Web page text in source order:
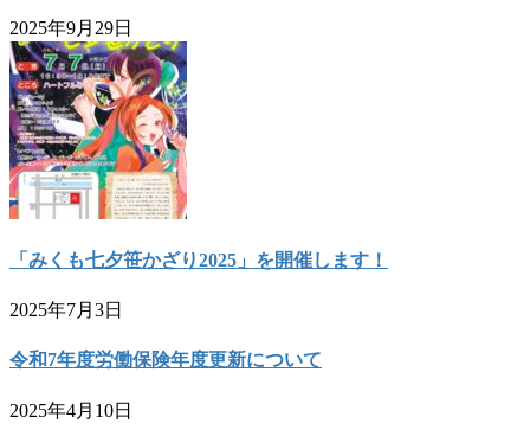
2025年9月29日
「みくも七夕笹かざり2025」を開催します！
2025年7月3日
令和7年度労働保険年度更新について
2025年4月10日